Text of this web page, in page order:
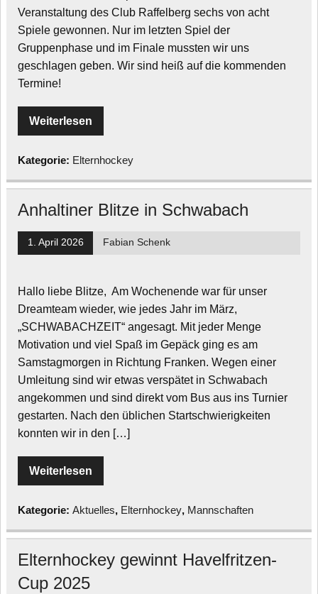
Veranstaltung des Club Raffelberg sechs von acht
Spiele gewonnen. Nur im letzten Spiel der
Gruppenphase und im Finale mussten wir uns
geschlagen geben. Wir sind heiß auf die kommenden
Termine!
Weiterlesen
Kategorie: Elternhockey
Anhaltiner Blitze in Schwabach
1. April 2026 Fabian Schenk
Hallo liebe Blitze, Am Wochenende war für unser
Dreamteam wieder, wie jedes Jahr im März,
„SCHWABACHZEIT“ angesagt. Mit jeder Menge
Motivation und viel Spaß im Gepäck ging es am
Samstagmorgen in Richtung Franken. Wegen einer
Umleitung sind wir etwas verspätet in Schwabach
angekommen und sind direkt vom Bus aus ins Turnier
gestarten. Nach den üblichen Startschwierigkeiten
konnten wir in den […]
Weiterlesen
Kategorie: Aktuelles, Elternhockey, Mannschaften
Elternhockey gewinnt Havelfritzen-
Cup 2025